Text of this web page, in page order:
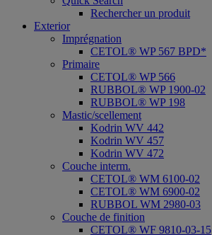
Rechercher un produit
Exterior
Imprégnation
CETOL® WP 567 BPD*
Primaire
CETOL® WP 566
RUBBOL® WP 1900-02
RUBBOL® WP 198
Mastic/scellement
Kodrin WV 442
Kodrin WV 457
Kodrin WV 472
Couche interm.
CETOL® WM 6100-02
CETOL® WM 6900-02
RUBBOL WM 2980-03
Couche de finition
CETOL® WF 9810-03-15